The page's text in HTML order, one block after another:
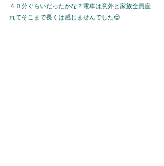
４０分ぐらいだったかな？電車は意外と家族全員座
れてそこまで長くは感じませんでした😌